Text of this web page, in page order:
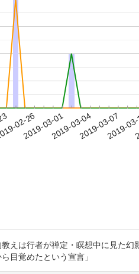
02-26
2019-03-012019-03-042019-03-07
2019-
は行者が禅定・瞑想中に見た
目覚めたという宣言」